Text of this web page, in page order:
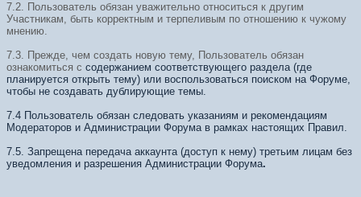
7.2. Пользователь обязан уважительно относиться к другим
Участникам, быть корректным и терпеливым по отношению к чужому
мнению.
7.3. Прежде, чем создать новую тему, Пользователь обязан
ознакомиться с содержанием соответствующего раздела (где
планируется открыть тему) или воспользоваться поиском на Форуме,
чтобы не создавать дублирующие темы.
7.4 Пользователь обязан следовать указаниям и рекомендациям
Модераторов и Администрации Форума в рамках настоящих Правил.
7.5. Запрещена передача аккаунта (доступ к нему) третьим лицам без
уведомления и разрешения Администрации Форума.